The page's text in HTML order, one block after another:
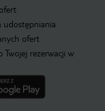
udostępniania
ofert
Twojej rezerwacji w